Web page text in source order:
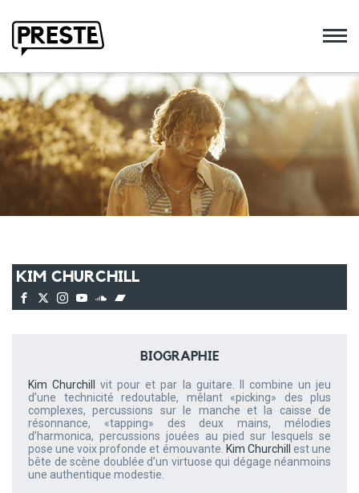
KIM CHURCHILL
BIOGRAPHIE
Kim Churchill
vit pour et par la guitare. Il combine un jeu
d’une technicité redoutable, mêlant «picking» des plus
complexes, percussions sur le manche et la caisse de
résonnance, «tapping» des deux mains, mélodies
d’harmonica, percussions jouées au pied sur lesquels se
pose une voix profonde et émouvante. Kim Churchill
est une
bête de scène doublée d’un virtuose qui dégage néanmoins
une authentique modestie.